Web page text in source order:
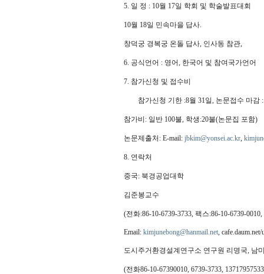
5. 일 정 : 10월 17일 학회 및 학술발표대회
10월 18일 민속마을 답사.
창덕궁 경복궁 온돌 답사, 인사동 참관,
6. 공식언어 : 영어, 한국어 및 참여국가언어
7. 참가신청 및 접수비
참가신청 기한 :8월 31일, 논문접수 마감 :
참가비: 일반 100불, 학생:20불(논문집 포함)
논문제출처: E-mail: jbkim@yonsei.ac.kr,
8. 연락처
중국: 북경공업대학
김준봉교수
(전화:86-10-6739-3733, 팩스:86-10-6739-0010,
Email: kimjunebong@hanmail.net,
도시주거환경설계연구소 연구원 리명국, 남
(전화86-10-67390010, 6739-3733,